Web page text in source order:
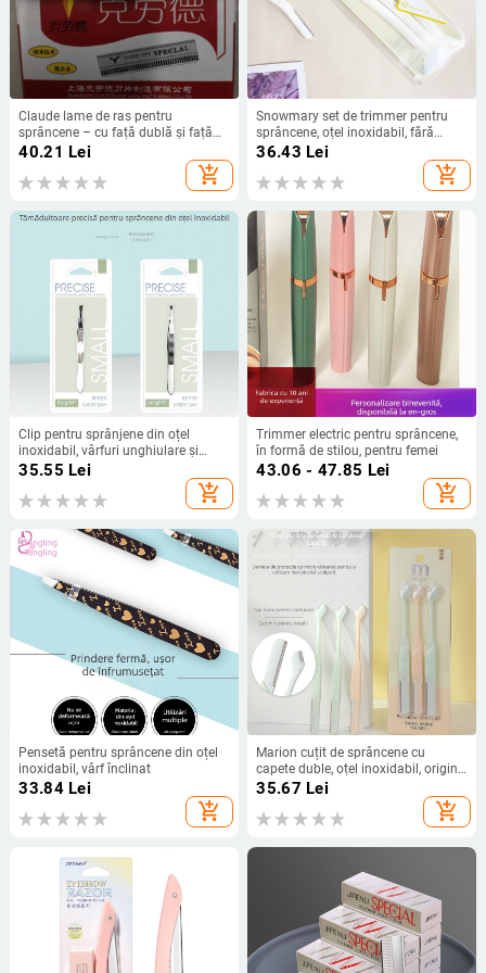
Claude lame de ras pentru
sprâncene – cu față dublă și față
unică
40.21 Lei
add_shopping_cart
Snowmary set de trimmer pentru
sprâncene, oțel inoxidabil, fără
import, pentru utilizatori obișnuiți
36.43 Lei
add_shopping_cart
Clip pentru sprânjene din oțel
inoxidabil, vârfuri unghiulare și
plate, pentru sprânjene și tunderea
35.55 Lei
add_shopping_cart
Trimmer electric pentru sprâncene,
în formă de stilou, pentru femei
43.06 - 47.85 Lei
add_shopping_cart
Pensetă pentru sprâncene din oțel
inoxidabil, vârf înclinat
33.84Lei
add_shopping_cart
Marion cuțit de sprâncene cu
capete duble, oțel inoxidabil, origine
Guangzhou, set de 3 bucăți cu
35.67 Lei
add_shopping_cart